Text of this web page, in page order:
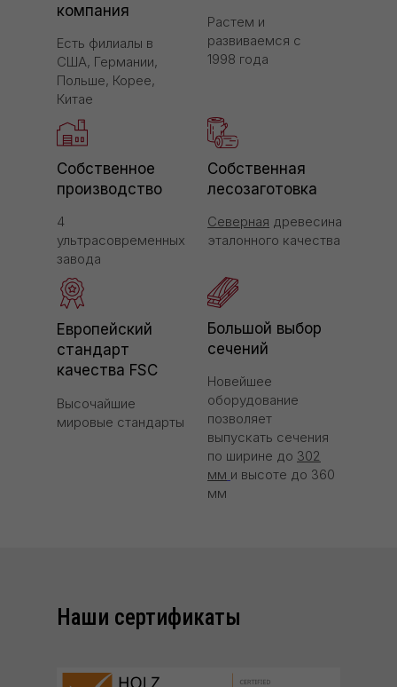
Есть филиалы в
США, Германии,
Польше, Корее,
Китае
Растем и
развиваемся с
1998 года
4
ультрасовременных
завода
Северная древесина
эталонного качества
Высочайшие
мировые стандарты
Новейшее
оборудование
позволяет
выпускать сечения
по ширине до 302
мм и высоте до 360
мм
компания
Собственное
производство
Собственная
лесозаготовка
Европейский
стандарт
качества FSC
Большой выбор
сечений
Наши сертификаты